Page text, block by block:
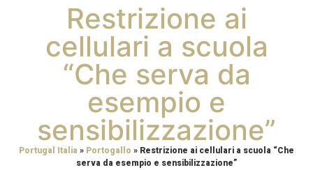
Restrizione ai
cellulari a scuola
“Che serva da
esempio e
sensibilizzazione”
Portugal Italia » Portogallo » Restrizione ai cellulari a scuola “Che
serva da esempio e sensibilizzazione”